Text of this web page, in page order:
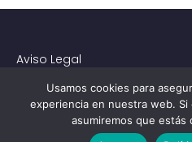
Aviso Legal
Contacto
Política de Privacidad y
Usamos cookies para
experiencia en nuestra web.
asumiremos que estás